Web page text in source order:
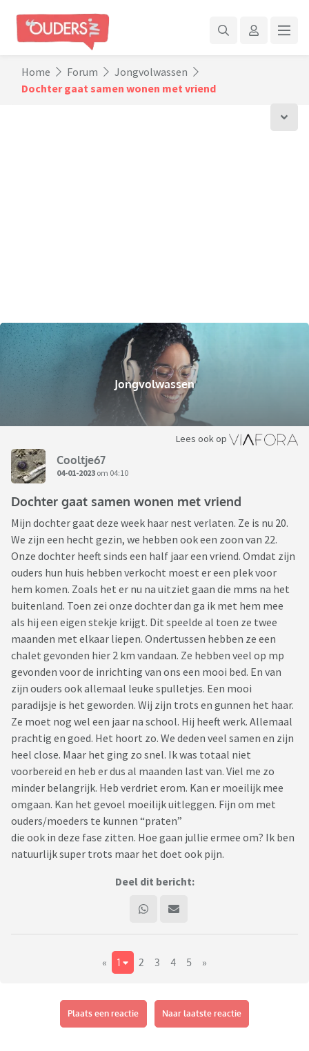
Home Forum
Jongvolwassen
Dochter gaat samen wonen met vriend
Jongvolwassen
Lees ook op
Cooltje67
04-01-2023 om 04:10
Dochter gaat samen wonen met vriend
Mijn dochter gaat deze week haar nest verlaten. Ze is nu 20.
We zijn een hecht gezin, we hebben ook een zoon van 22.
Onze dochter heeft sinds een half jaar een vriend. Omdat zijn
ouders hun huis hebben verkocht moest er een plek voor
hem komen. Zoals het er nu na uitziet gaan die mms na het
buitenland. Toen zei onze dochter dan ga ik met hem mee
als hij een eigen stekje krijgt. Dit speelde al toen ze twee
maanden met elkaar liepen. Ondertussen hebben ze een
chalet gevonden hier 2 km vandaan. Ze hebben veel op mp
gevonden voor de inrichting van ons een mooi bed. En van
zijn ouders ook allemaal leuke spulletjes. Een mooi
paradijsje is het geworden. Wij zijn trots en gunnen het haar.
Ze moet nog wel een jaar na school. Hij heeft werk. Allemaal
prachtig en goed. Het hoort zo. We deden veel samen en zijn
heel close. Maar het ging zo snel. Ik was totaal niet
voorbereid en heb er dus al maanden last van. Viel me zo
minder belangrijk. Heb verdriet erom. Kan er moeilijk mee
omgaan. Kan het gevoel moeilijk uitleggen. Fijn om met
ouders/moeders te kunnen “praten”
die ook in deze fase zitten. Hoe gaan jullie ermee om? Ik ben
natuurlijk super trots maar het doet ook pijn.
Deel dit bericht:
« 1 2 3 4 5 »
Plaats een reactie Naar laatste reactie